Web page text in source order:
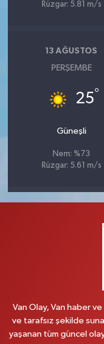
Rüzgar: 5.81 m/s
13 AĞUSTOS
PERŞEMBE
25°
Güneşli
Nem: %73
Rüzgar: 5.61 m/s
Van Olay, Van haber
ve tarafsız şekilde
yaşanan tüm güncel